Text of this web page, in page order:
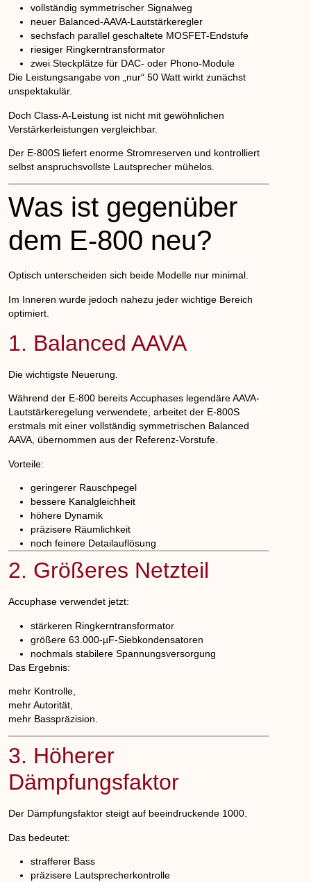
vollständig symmetrischer Signalweg
neuer Balanced-AAVA-Lautstärkeregler
sechsfach parallel geschaltete MOSFET-Endstufe
riesiger Ringkerntransformator
zwei Steckplätze für DAC- oder Phono-Module
Die Leistungsangabe von „nur“ 50 Watt wirkt zunächst
unspektakulär.
Doch Class-A-Leistung ist nicht mit gewöhnlichen
Verstärkerleistungen vergleichbar.
Der E-800S liefert enorme Stromreserven und kontrolliert
selbst anspruchsvollste Lautsprecher mühelos.
Was ist gegenüber
dem E-800 neu?
Optisch unterscheiden sich beide Modelle nur minimal.
Im Inneren wurde jedoch nahezu jeder wichtige Bereich
optimiert.
1. Balanced AAVA
Die wichtigste Neuerung.
Während der E-800 bereits Accuphases legendäre AAVA-
Lautstärkeregelung verwendete, arbeitet der E-800S
erstmals mit einer vollständig symmetrischen Balanced
AAVA, übernommen aus der Referenz-Vorstufe.
Vorteile:
geringerer Rauschpegel
bessere Kanalgleichheit
höhere Dynamik
präzisere Räumlichkeit
noch feinere Detailauflösung
2. Größeres Netzteil
Accuphase verwendet jetzt:
stärkeren Ringkerntransformator
größere 63.000-µF-Siebkondensatoren
nochmals stabilere Spannungsversorgung
Das Ergebnis:
mehr Kontrolle,
mehr Autorität,
mehr Basspräzision.
3. Höherer
Dämpfungsfaktor
Der Dämpfungsfaktor steigt auf beeindruckende 1000.
Das bedeutet:
strafferer Bass
präzisere Lautsprecherkontrolle